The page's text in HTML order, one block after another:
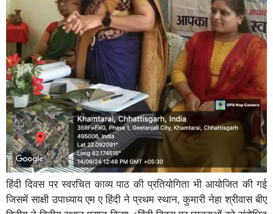
हिंदी दिवस पर स्वरचित काव्य पाठ की प्रतियोगिता भी आयोजित की गई
जिसमें साक्षी उपाध्याय एम ए हिंदी ने प्रथम स्थान, कुमारी नेहा श्रीवास बीए